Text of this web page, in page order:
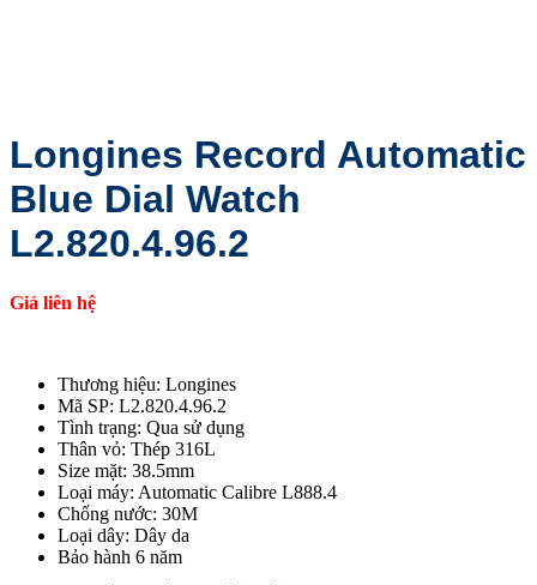
Longines Record Automatic
Blue Dial Watch
L2.820.4.96.2
Giá liên hệ
Thương hiệu: Longines
Mã SP: L2.820.4.96.2
Tình trạng: Qua sử dụng
Thân vỏ: Thép 316L
Size mặt: 38.5mm
Loại máy: Automatic Calibre L888.4
Chống nước: 30M
Loại dây: Dây da
Bảo hành 6 năm